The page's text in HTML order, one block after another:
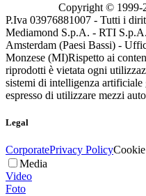
Copyright © 1999-
P.Iva 03976881007 - Tutti i
Mediamond S.p.A. - RTI
Amsterdam (Paesi Bassi) -
Monzese (MI)Rispetto ai
riprodotti è vietata ogni
sistemi di intelligenza
espresso di utilizzare mezzi
Legal
CorporatePrivacy Policy
Media
Video
Foto